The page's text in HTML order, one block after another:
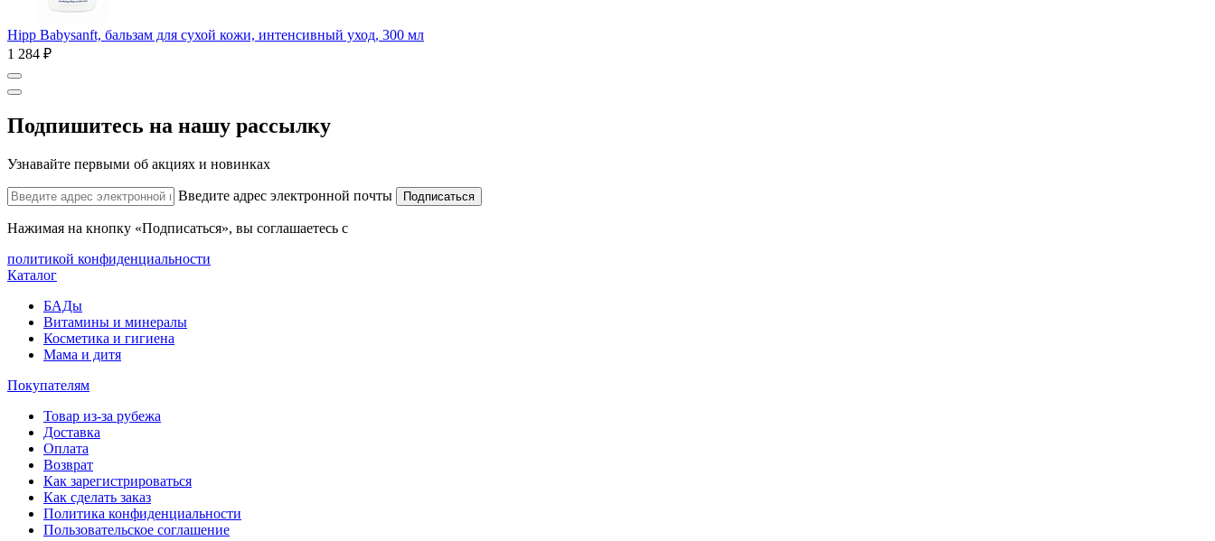
Hipp Babysanft, бальзам для сухой кожи, интенсивный уход, 300 мл
1 284 ₽
Подпишитесь на нашу рассылку
Узнавайте первыми об акциях и новинках
Введите адрес электронной почты Подписаться
Нажимая на кнопку «Подписаться», вы соглашаетесь с
политикой конфиденциальности
Каталог
БАДы
Витамины и минералы
Косметика и гигиена
Мама и дитя
Покупателям
Товар из-за рубежа
Доставка
Оплата
Возврат
Как зарегистрироваться
Как сделать заказ
Политика конфиденциальности
Пользовательское соглашение